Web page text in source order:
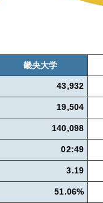
畿央大学
43,932
19,504
140,098
02:49
3.19
51.06%